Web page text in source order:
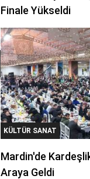
Finale Yükseldi
KÜLTÜR SANAT
Mardin'de
Araya Geldi